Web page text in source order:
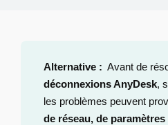
Alternative : Avant de
déconnexions AnyDesk,
les problèmes peuvent
de réseau, de